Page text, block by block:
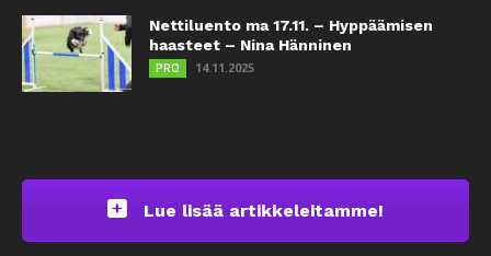
Nettiluento ma 17.11. – Hyppäämisen
haasteet – Nina Hänninen
PRO 14.11.2025
Lue lisää artikkeleitamme!